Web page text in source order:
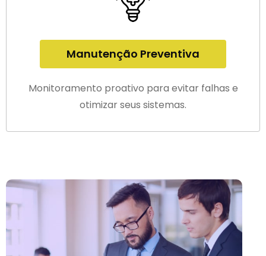
Manutenção Preventiva
Monitoramento proativo para evitar falhas e
otimizar seus sistemas.